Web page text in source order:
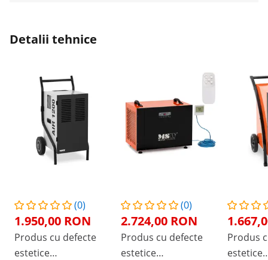
Detalii tehnice
(0)
1.950,00 RON
Produs cu defecte
estetice
(0)
2.724,00 RON
Produs cu defecte
estetice
Produs
estetice